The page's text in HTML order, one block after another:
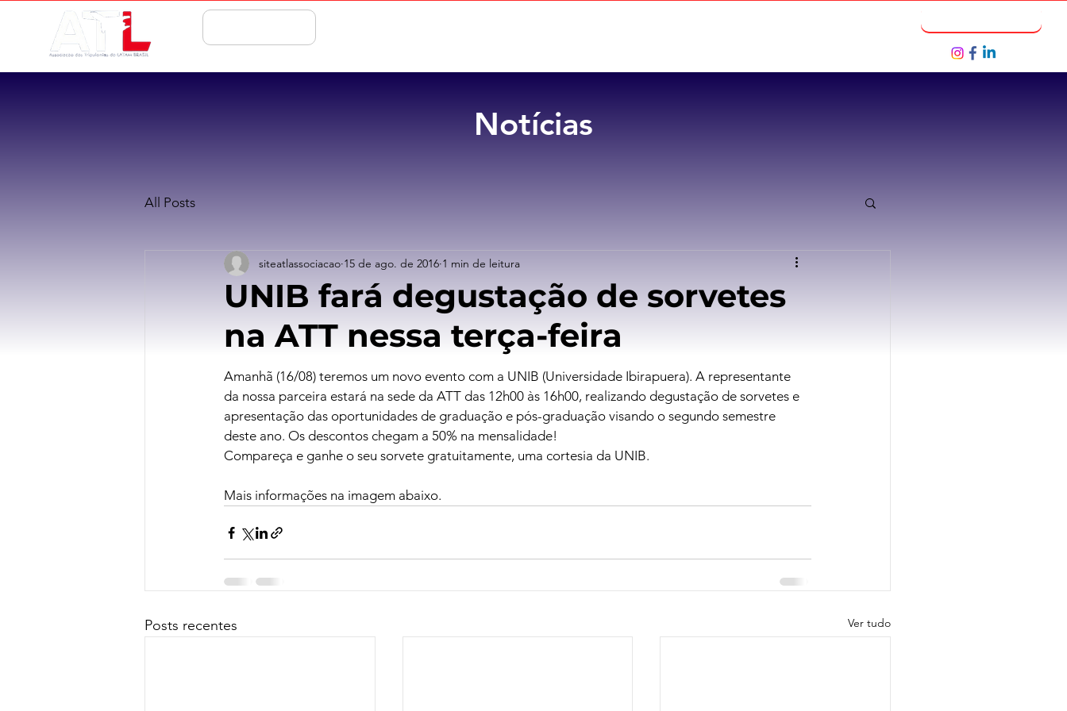
Notícias
All Posts
UNIB fará degustação de sorvetes
na ATT nessa terça-feira
siteatlassociacao 15 de ago. de 2016 1 min de leitura
Amanhã (16/08) teremos um novo evento com a UNIB (Universidade Ibirapuera). A representante
da nossa parceira estará na sede da ATT das 12h00 às 16h00, realizando degustação de sorvetes e
apresentação das oportunidades de graduação e pós-graduação visando o segundo semestre
deste ano. Os descontos chegam a 50% na mensalidade!
Compareça e ganhe o seu sorvete gratuitamente, uma cortesia da UNIB.
Mais informações na imagem abaixo.
Posts recentes Ver tudo